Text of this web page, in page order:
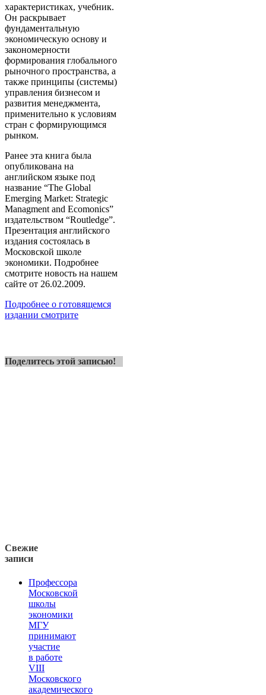
характеристиках, учебник.
Он раскрывает
фундаментальную
экономическую основу и
закономерности
формирования глобального
рыночного пространства, а
также принципы (системы)
управления бизнесом и
развития менеджмента,
применительно к условиям
стран с формирующимся
рынком.
Ранее эта книга была
опубликована на
английском языке под
название “The Global
Emerging Market: Strategic
Managment and Ecomonics”
издательством “Routledge”.
Презентация английского
издания состоялась в
Московской школе
экономики. Подробнее
смотрите новость на нашем
сайте от 26.02.2009.
Подробнее о готовящемся
издании смотрите
Поделитесь этой записью!
Свежие
записи
Профессора
Московской
школы
экономики
МГУ
принимают
участие
в работе
VIII
Московского
академического